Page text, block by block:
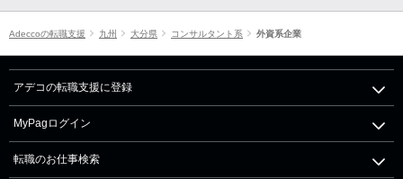
Adeccoの転職支援 九州 大分県 コンサルタント系 外資系企業
アデコの転職支援に登録
MyPagログイン
転職のお仕事検索